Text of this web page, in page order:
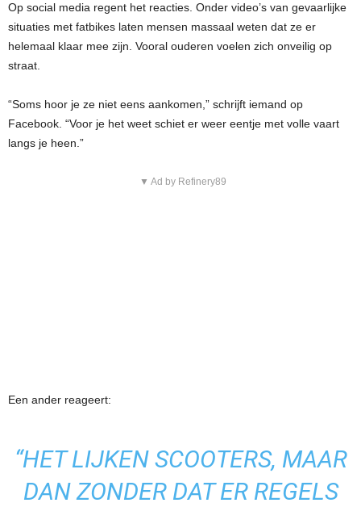
Op social media regent het reacties. Onder video’s van gevaarlijke
situaties met fatbikes laten mensen massaal weten dat ze er
helemaal klaar mee zijn. Vooral ouderen voelen zich onveilig op
straat.
“Soms hoor je ze niet eens aankomen,” schrijft iemand op
Facebook. “Voor je het weet schiet er weer eentje met volle vaart
langs je heen.”
▼ Ad by Refinery89
Een ander reageert:
“HET LIJKEN SCOOTERS, MAAR
DAN ZONDER DAT ER REGELS